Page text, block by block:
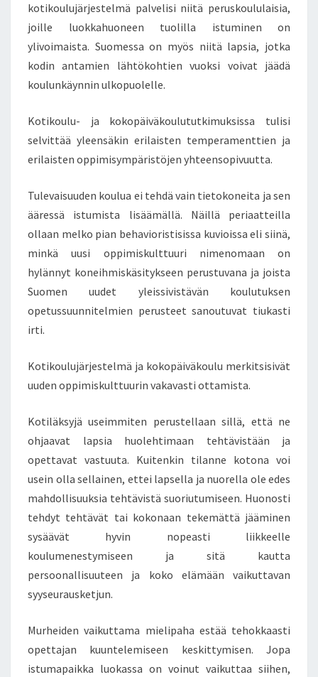
K
I
M
U
kotikoulujärjestelmä palvelisi niitä peruskoululaisia,
joille luokkahuoneen tuolilla istuminen on
ylivoimaista. Suomessa on myös niitä lapsia, jotka
kodin antamien lähtökohtien vuoksi voivat jäädä
koulunkäynnin ulkopuolelle.
Kotikoulu- ja kokopäiväkoulututkimuksissa tulisi
selvittää yleensäkin erilaisten temperamenttien ja
erilaisten oppimisympäristöjen yhteensopivuutta.
Tulevaisuuden koulua ei tehdä vain tietokoneita ja sen
ääressä istumista lisäämällä. Näillä periaatteilla
ollaan melko pian behavioristisissa kuvioissa eli siinä,
minkä uusi oppimiskulttuuri nimenomaan on
hylännyt koneihmiskäsitykseen perustuvana ja joista
Suomen uudet yleissivistävän koulutuksen
opetussuunnitelmien perusteet sanoutuvat tiukasti
irti.
Kotikoulujärjestelmä ja kokopäiväkoulu merkitsisivät
uuden oppimiskulttuurin vakavasti ottamista.
Kotiläksyjä useimmiten perustellaan sillä, että ne
ohjaavat lapsia huolehtimaan tehtävistään ja
opettavat vastuuta. Kuitenkin tilanne kotona voi
usein olla sellainen, ettei lapsella ja nuorella ole edes
mahdollisuuksia tehtävistä suoriutumiseen. Huonosti
tehdyt tehtävät tai kokonaan tekemättä jääminen
sysäävät hyvin nopeasti liikkeelle
koulumenestymiseen ja sitä kautta
persoonallisuuteen ja koko elämään vaikuttavan
syyseurausketjun.
Murheiden vaikuttama mielipaha estää tehokkaasti
opettajan kuuntelemiseen keskittymisen. Jopa
istumapaikka luokassa on voinut vaikuttaa siihen,